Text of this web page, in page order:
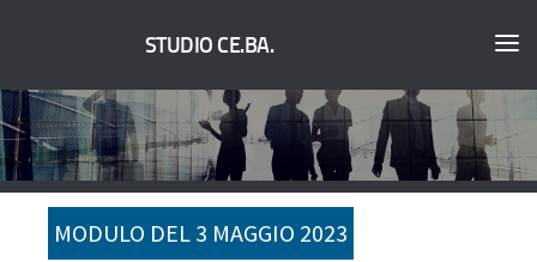
STUDIO CE.BA.
MODULO DEL 3 MAGGIO 2023